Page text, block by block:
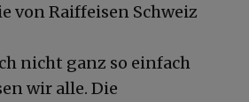
von Raiffeisen Schweiz
nicht ganz so einfach
wir alle. Die